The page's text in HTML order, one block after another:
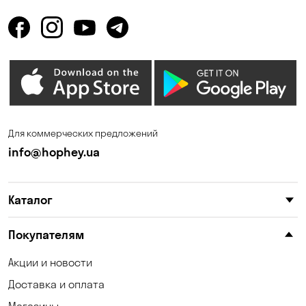
Днепр
Ирпень Калиновка
Карнауховка
Котовка
Кременчуг
Кривуши
Для коммерческих предложений
info@hophey.ua
Каталог
Покупателям
Акции и новости
Доставка и оплата